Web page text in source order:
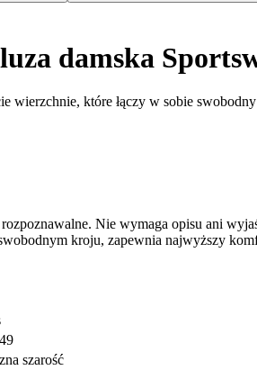
damska
wierzchnie, które łączy w sobie
Nie wymaga opisu ani
kroju, zapewnia najwyższy
szarość